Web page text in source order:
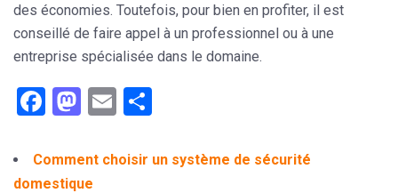
des économies. Toutefois, pour bien en profiter, il est
conseillé de faire appel à un professionnel ou à une
entreprise spécialisée dans le domaine.
Facebook
Mastodon
Email
Comment choisir un système de sécurité
domestique